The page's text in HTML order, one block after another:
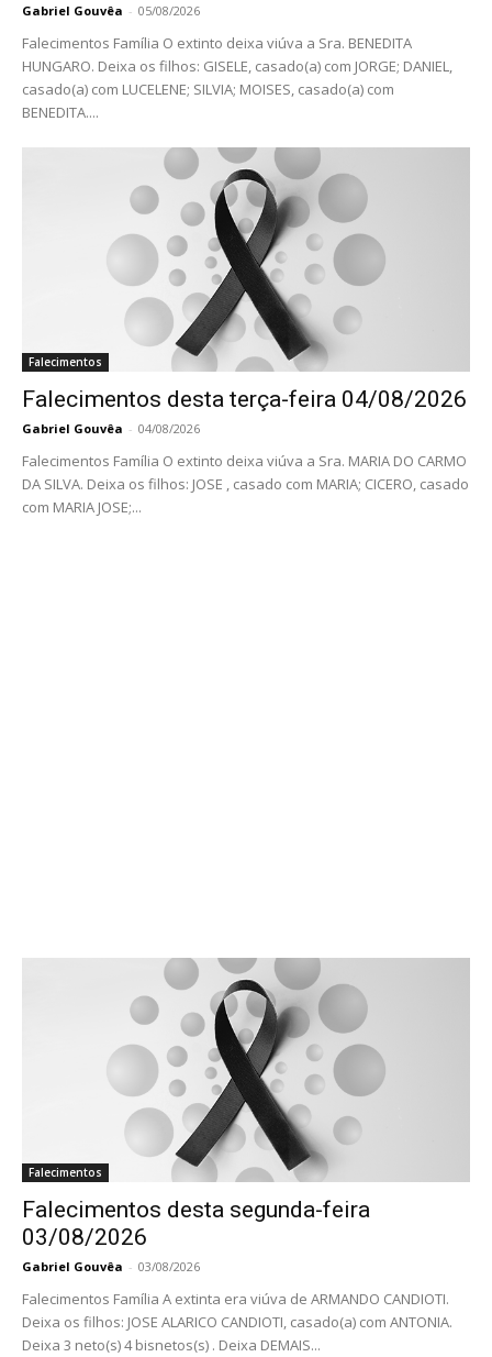
Gabriel Gouvêa - 05/08/2026
Falecimentos Família O extinto deixa viúva a Sra. BENEDITA
HUNGARO. Deixa os filhos: GISELE, casado(a) com JORGE; DANIEL,
casado(a) com LUCELENE; SILVIA; MOISES, casado(a) com
BENEDITA....
Falecimentos
Falecimentos desta terça-feira 04/08/2026
Gabriel Gouvêa - 04/08/2026
Falecimentos Família O extinto deixa viúva a Sra. MARIA DO CARMO
DA SILVA. Deixa os filhos: JOSE , casado com MARIA; CICERO, casado
com MARIA JOSE;...
Falecimentos
Falecimentos desta segunda-feira
03/08/2026
Gabriel Gouvêa - 03/08/2026
Falecimentos Família A extinta era viúva de ARMANDO CANDIOTI.
Deixa os filhos: JOSE ALARICO CANDIOTI, casado(a) com ANTONIA.
Deixa 3 neto(s) 4 bisnetos(s) . Deixa DEMAIS...